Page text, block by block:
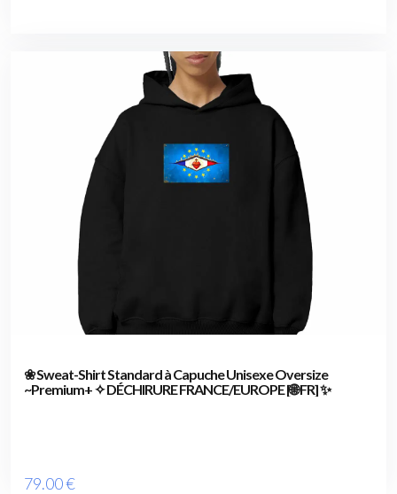
❀ Sweat-Shirt Standard à Capuche Unisexe Oversize
~Premium+ ✧ DÉCHIRURE FRANCE/EUROPE [🌐 FR] ✨
79.00€